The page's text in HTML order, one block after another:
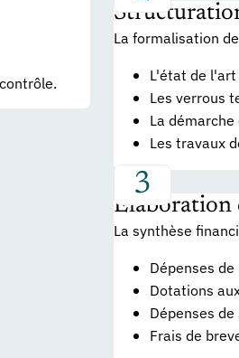
La formalisation
L'état de
Les verrous
La
Les travaux
Élaboration
La synthèse
Dépenses
Dotations
Dépenses
Frais de